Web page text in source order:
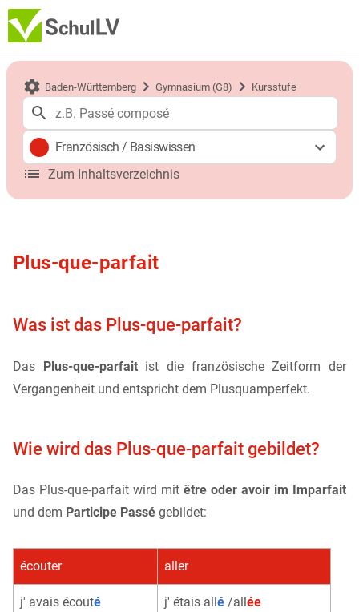
Baden-Württemberg Gymnasium (G8) Kursstufe
Französisch / Basiswissen
Zum Inhaltsverzeichnis
Plus-que-parfait
Was ist das Plus-que-parfait?
Das Plus-que-parfaitist die französische Zeitform der
Vergangenheit und entspricht dem Plusquamperfekt.
Wie wird das Plus-que-parfait gebildet?
Das Plus-que-parfait wird mit être oder avoir im Imparfait
und dem Participe Passé gebildet:
écouter aller
j' avais écouté j' étais all é /all ée